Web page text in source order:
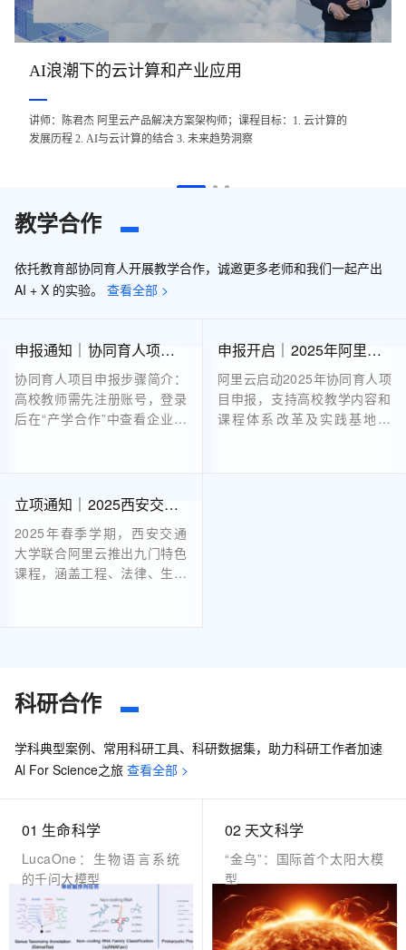
AI浪潮下的云计算和产业应用
讲师：陈君杰 阿里云产品解决方案架构师；课程目标：1. 云计算的
发展历程 2. AI与云计算的结合 3. 未来趋势洞察
教学合作
依托教育部协同育人开展教学合作，诚邀更多老师和我们一起产出
AI + X 的实验。
查看全部 >
申报通知｜协同育人项目申报步骤
协同育人项目申报步骤简介：
高校教师需先注册账号，登录
后在“产学合作”中查看企业项
审核通过后，高校与企业签署
收标准等。具体流程可参考平
台发布的《2024年产学合作
协同育人项目高校申报说
申报开启｜2025年阿里云协同育人项目申报指南
阿里云启动2025年协同育人项
目申报，支持高校教学内容和
课程体系改革及实践基地建
立项通知｜2025西安交通大学 -阿里云课程（第一批）上线
2025年春季学期，西安交通
大学联合阿里云推出九门特色
课程，涵盖工程、法律、生命
升能力。结课后还将颁发阿里
云创作者证书，助力学生成长
业背景如何，都能找到适合自
己的AI进化路径。机会难得，
科研合作
学科典型案例、常用科研工具、科研数据集，助力科研工作者加速
Al For Science之旅 查看全部 >
01 生命科学
LucaOne：生物语言系统
的千问大模型
02 天文科学
“金乌”：国际首个太阳大模
型